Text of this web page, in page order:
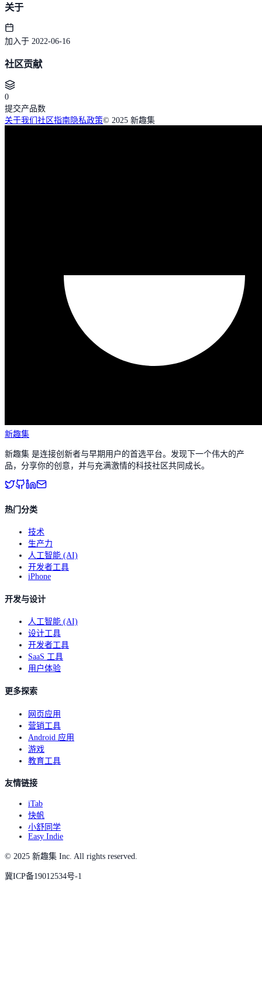
关于
加入于 2022-06-16
社区贡献
0
提交产品数
关于我们 社区指南隐私政策© 2025 新趣集
新趣集
新趣集 是连接创新者与早期用户的首选平台。发现下一个伟大的产
品，分享你的创意，并与充满激情的科技社区共同成长。
热门分类
技术
生产力
人工智能 (AI)
开发者工具
iPhone
开发与设计
人工智能 (AI)
设计工具
开发者工具
SaaS 工具
用户体验
更多探索
网页应用
营销工具
Android 应用
游戏
教育工具
友情链接
iTab
快帆
小舒同学
Easy Indie
© 2025 新趣集 Inc. All rights reserved.
冀ICP备19012534号-1